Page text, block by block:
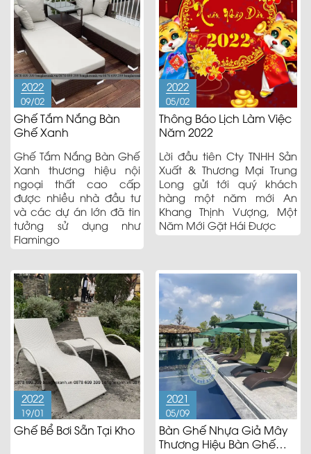
2022
09/02
Ghế Tắm Nắng Bàn
Ghế Xanh
Ghế Tắm Nắng Bàn Ghế
Xanh thương hiệu nội
ngoại thất cao cấp
được nhiều nhà đầu tư
và các dự án lớn đã tin
tưởng sử dụng như
Flamingo
2022
05/02
Thông Báo Lịch Làm Việc
Năm 2022
Lời đầu tiên Cty TNHH Sản
Xuất & Thương Mại Trung
Long gửi tới quý khách
hàng một năm mới An
Khang Thịnh Vượng, Một
Năm Mới Gặt Hái Được
2022
19/01
Ghế Bể Bơi Sẵn Tại Kho
2021
05/09
Bàn Ghế Nhựa Giả Mây
Thương Hiệu Bàn Ghế